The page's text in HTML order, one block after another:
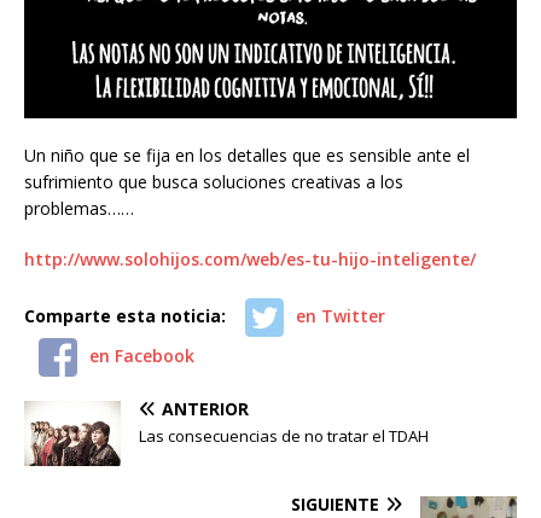
Un niño que se fija en los detalles que es sensible ante el
sufrimiento que busca soluciones creativas a los
problemas……
http://www.solohijos.com/web/es-tu-hijo-inteligente/
Comparte esta noticia:
en Twitter
en Facebook
ANTERIOR
Las consecuencias de no tratar el TDAH
SIGUIENTE